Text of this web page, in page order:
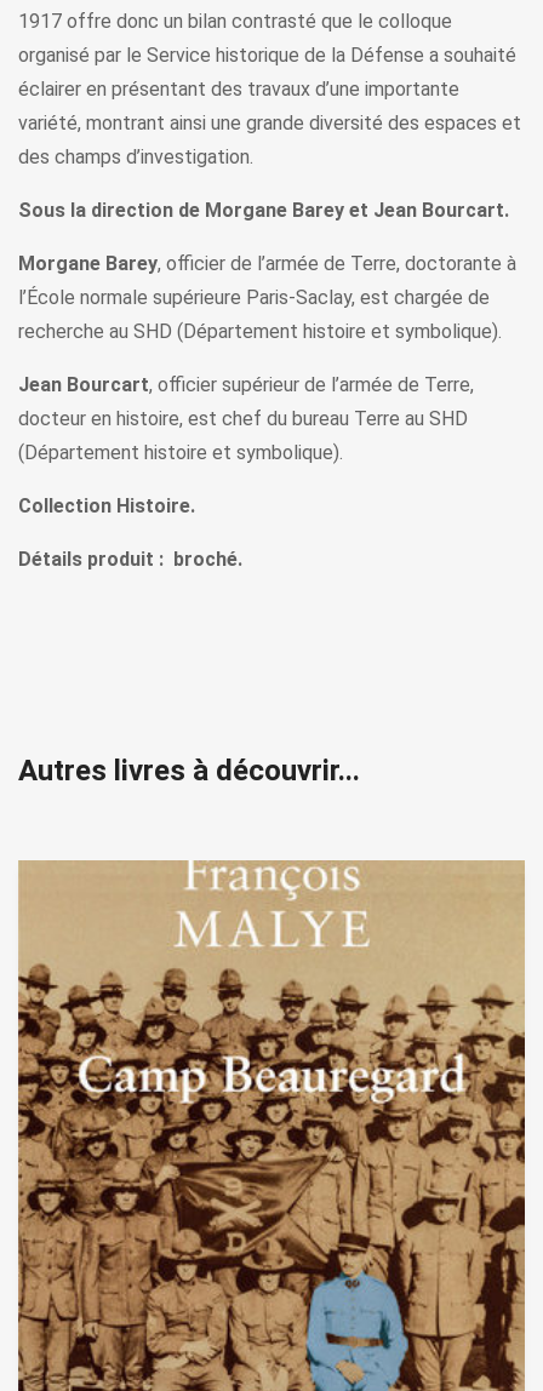
1917 offre donc un bilan contrasté que le colloque
organisé par le Service historique de la Défense a souhaité
éclairer en présentant des travaux d’une importante
variété, montrant ainsi une grande diversité des espaces et
des champs d’investigation.
Sous la direction de Morgane Barey et Jean Bourcart.
Morgane Barey, officier de l’armée de Terre, doctorante à
l’École normale supérieure Paris-Saclay, est chargée de
recherche au SHD (Département histoire et symbolique).
Jean Bourcart, officier supérieur de l’armée de Terre,
docteur en histoire, est chef du bureau Terre au SHD
(Département histoire et symbolique).
Collection Histoire.
Détails produit : broché.
Autres livres à découvrir...